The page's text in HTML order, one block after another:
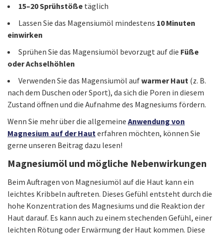
15–20 Sprühstöße täglich
Lassen Sie das Magensiumöl mindestens 10 Minuten
einwirken
Sprühen Sie das Magensiumöl bevorzugt auf die Füße
oder Achselhöhlen
Verwenden Sie das Magensiumöl aufwarmer Haut (z. B.
nach dem Duschen oder Sport), da sich die Poren in diesem
Zustand öffnen und die Aufnahme des Magnesiums fördern.
Wenn Sie mehr über die allgemeine Anwendung von
Magnesium auf der Hauterfahren möchten, können Sie
gerne unseren Beitrag dazu lesen!
Magnesiumöl und mögliche Nebenwirkungen
Beim Auftragen von Magnesiumöl auf die Haut kann ein
leichtes Kribbeln auftreten. Dieses Gefühl entsteht durch die
hohe Konzentration des Magnesiums und die Reaktion der
Haut darauf. Es kann auch zu einem stechenden Gefühl, einer
leichten Rötung oder Erwärmung der Haut kommen. Diese